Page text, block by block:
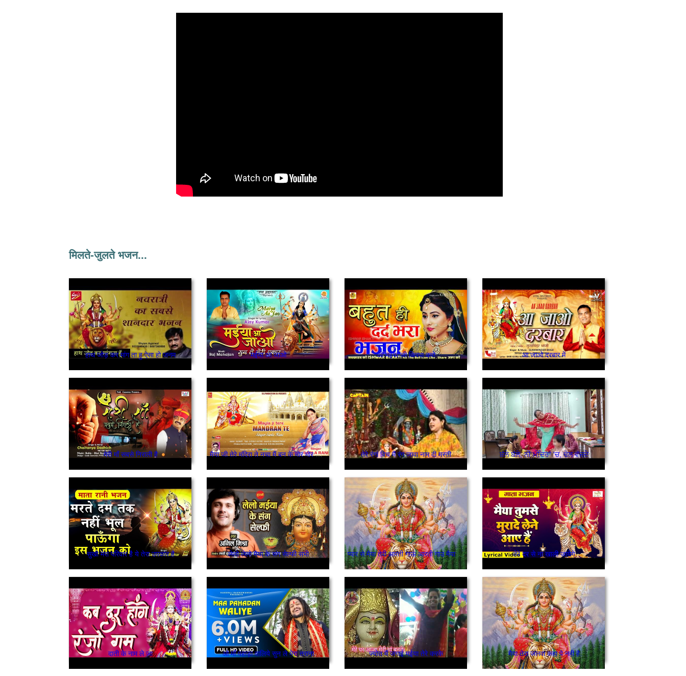
मिलते-जुलते भजन...
हाथ जोड़ कर मांग ता हु ऐसा हो जनम मईया आ जाओ ओ मइयां जी किरपा करो आ जाओ दरबार में
मेरी माँ सबसे निराली है मैया जी तेरे मंदिरा ते नचा मैं बन के मोर मोर शेरावालिये तेरे रंगां विच मैं रंग जावा नाम दी मस्ती ਬੱਲੇ ਬੱਲੇ, ਨੀ ਮੰਦਿਰਾਂ 'ਚ, ਢੋਲ ਵੱਜਦੇ
सुखी मेरा परिवार है ये तेरा उपकार है लेलो लेलो मैया के संग सेल्फी सभी प्यार से मैया तेरी आरती गाऊं आरती गाउ मैया तुमको मनाऊं तेरे दर से ना खाली जायेगे
दाती के नाम ले जा ओ माँ पहाड़ा वालिये सुन ले मेरा तराना ज्योत मैं जगाई मईया तेरे करके मैया तेरा जलवा कहा पे नही है